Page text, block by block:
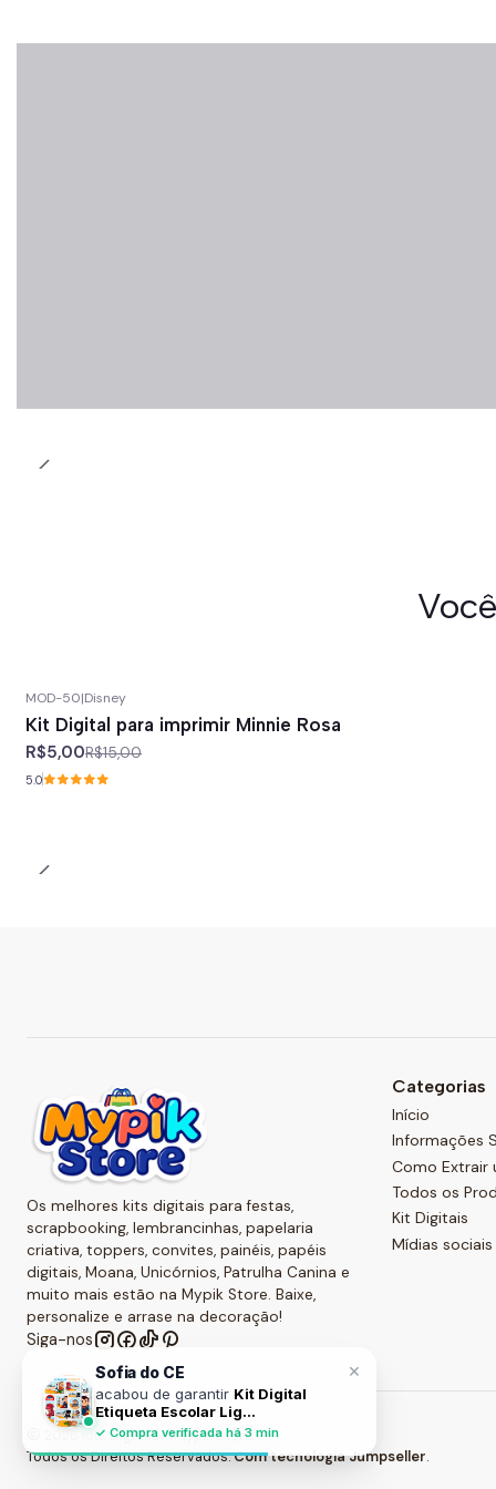
MOD-50|Disney
Kit Digital para imprimir Minnie Rosa
R$5,00R$15,00
5.0
Os melhores kits digitais para festas,
scrapbooking, lembrancinhas, papelaria
criativa, toppers, convites, painéis, papéis
digitais, Moana, Unicórnios, Patrulha Canina e
muito mais estão na Mypik Store. Baixe,
personalize e arrase na decoração!
Siga-nos
Categorias
Início
Informações
Como Extrair
Todos os
Kit Digitais
Mídias sociais
2026 Kits Digitais - Mypik Store .
Todos os Direitos Reservados.Com tecnologia Jumpseller.
×
Sofia do CE
acabou de garantir Kit Digital
Etiqueta Escolar Lig...
✓ Compra verificada há 3 min